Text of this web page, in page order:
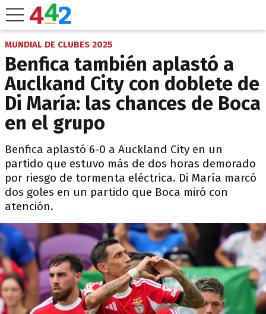
MUNDIAL DE CLUBES 2025
Benfica también aplastó a
Auclkand City con doblete de
Di María: las chances de Boca
en el grupo
Benfica aplastó 6-0 a Auckland City en un
partido que estuvo más de dos horas demorado
por riesgo de tormenta eléctrica. Di María marcó
dos goles en un partido que Boca miró con
atención.